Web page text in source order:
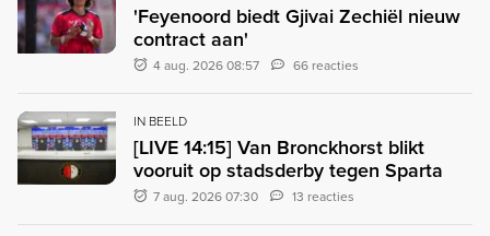
'Feyenoord biedt Gjivai Zechiël nieuw
contract aan'
4 aug. 2026 08:57 66 reacties
IN BEELD
[LIVE 14:15] Van Bronckhorst blikt
vooruit op stadsderby tegen Sparta
7 aug. 2026 07:30 13 reacties